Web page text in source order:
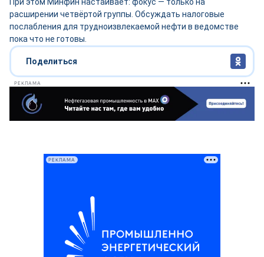
расширении четвёртой группы. Обсуждать налоговые
послабления для трудноизвлекаемой нефти в ведомстве
пока что не готовы.
Поделиться
РЕКЛАМА
РЕКЛАМА